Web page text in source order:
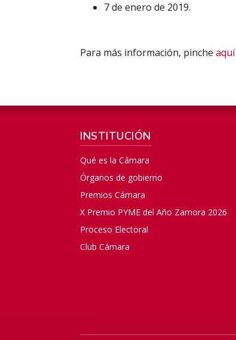
7 de enero de 2019.
Para más información, pincheaquí
INSTITUCIÓN
Qué es la Cámara
Órganos de gobierno
Premios Cámara
X Premio PYME del Año Zamora 2026
Proceso Electoral
Club Cámara